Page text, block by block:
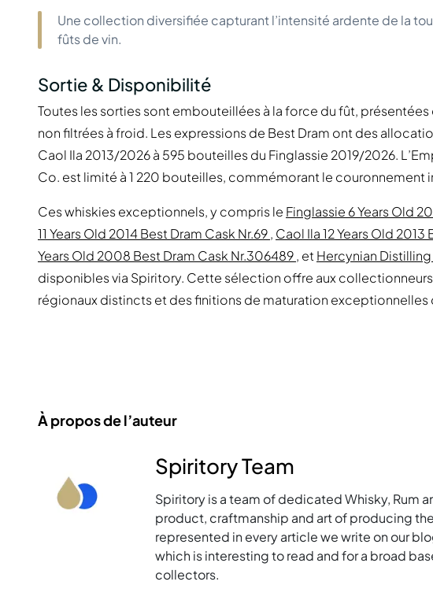
Une collection diversifiée capturant l’intensité ardente de la
fûts de vin.
Sortie & Disponibilité
Toutes les sorties sont embouteillées à la force du fût,
non filtrées à froid. Les expressions de Best Dram ont des
Caol Ila 2013/2026 à 595 bouteilles du Finglassie 2019/2026.
Co. est limité à 1 220 bouteilles, commémorant le couronnement
Ces whiskies exceptionnels, y compris le Finglassie 6 Years Old
11 Years Old 2014 Best Dram Cask Nr.69, Caol Ila 12 Years Old
Years Old 2008 Best Dram Cask Nr.306489, et Hercynian
disponibles via Spiritory. Cette sélection offre aux
régionaux distincts et des finitions de maturation exceptionnelles
À propos de l’auteur
Spiritory Team
Spiritory is a team of dedicated Whisky, Rum
product, craftmanship and art of producing
represented in every article we write on our
which is interesting to read and for a broad
collectors.